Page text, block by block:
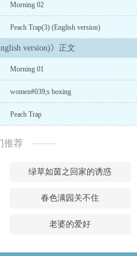
Morning 02
Peach Trap(3) (English version)
version)》正文
Morning 01
women#039;s boxing
Peach Trap
推荐
绿草如茵之回家的诱惑
春色满园关不住
老婆的爱好